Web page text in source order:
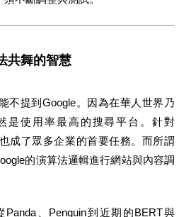
共舞的智慧
不提到Google。因為在華人世界乃
是使用率最高的搜尋平台。針對
成了眾多企業的首要任務。而所謂
的演算法邏輯進行網站與內容調
、Penguin到近期的BERT與